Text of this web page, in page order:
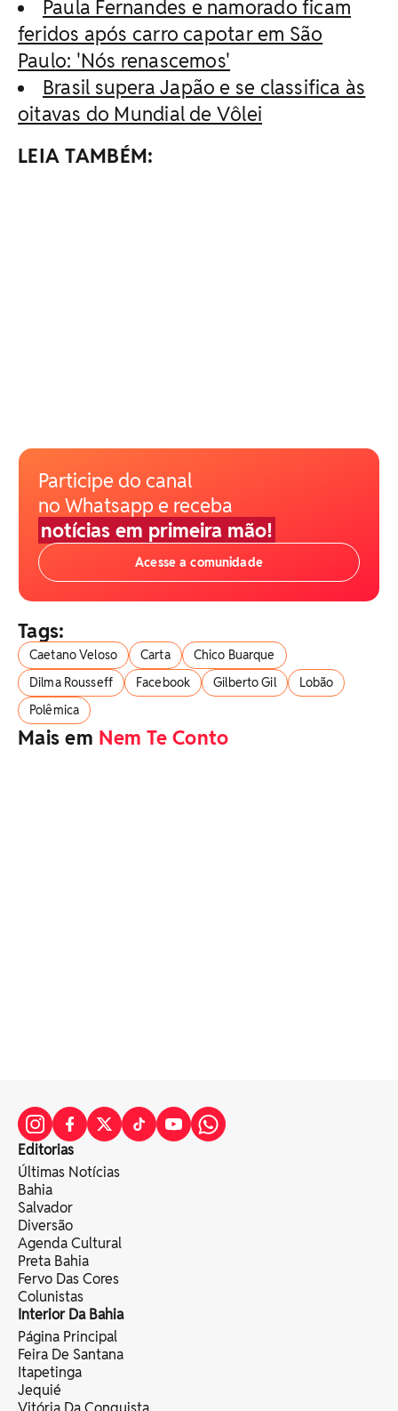
Paula Fernandes e namorado ficam
feridos após carro capotar em São
Paulo: 'Nós renascemos'
Brasil supera Japão e se classifica às
oitavas do Mundial de Vôlei
LEIA TAMBÉM:
Participe do canal
no Whatsapp e receba
notícias em primeira mão!
Acesse a comunidade
Tags:
Caetano Veloso Carta
Chico Buarque
Dilma Rousseff
Facebook Gilberto Gil
Lobão
Polêmica
Mais em Nem Te Conto
Editorias
Últimas Notícias
Bahia
Salvador
Diversão
Agenda Cultural
Preta Bahia
Fervo Das Cores
Colunistas
Interior Da Bahia
Página Principal
Feira De Santana
Itapetinga
Jequié